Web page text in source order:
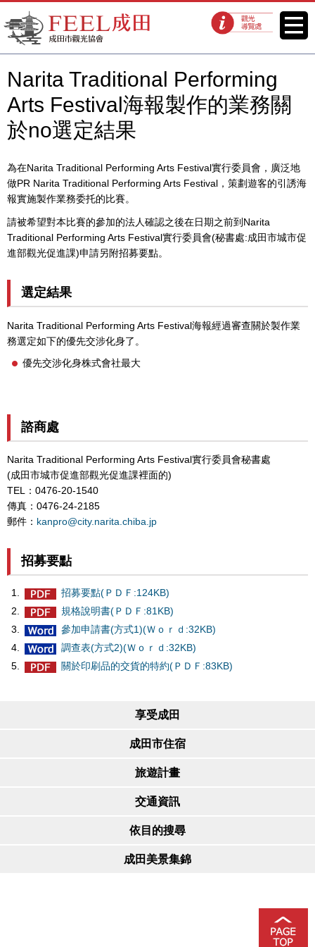
FEEL成田成田市觀光協會官方網
站
觀光導覽處 菜單
Narita Traditional Performing
Arts Festival海報製作的業務關
於no選定結果
為在Narita Traditional Performing Arts Festival實行委員會，廣泛地
做PR Narita Traditional Performing Arts Festival，策劃遊客的引誘海
報實施製作業務委托的比賽。
請被希望對本比賽的參加的法人確認之後在日期之前到Narita
Traditional Performing Arts Festival實行委員會(秘書處:成田市城市促
進部觀光促進課)申請另附招募要點。
選定結果
Narita Traditional Performing Arts Festival海報經過審查關於製作業
務選定如下的優先交涉化身了。
優先交涉化身株式會社最大
諮商處
Narita Traditional Performing Arts Festival實行委員會秘書處
(成田市城市促進部觀光促進課裡面的)
TEL：0476-20-1540
傳真：0476-24-2185
郵件： kanpro@city.narita.chiba.jp
招募要點
招募要點(ＰＤＦ:124KB)
規格說明書(ＰＤＦ:81KB)
參加申請書(方式1)(Ｗｏｒｄ:32KB)
調查表(方式2)(Ｗｏｒｄ:32KB)
關於印刷品的交貨的特約(ＰＤＦ:83KB)
享受成田
成田市住宿
旅遊計畫
交通資訊
依目的搜尋
成田美景集錦